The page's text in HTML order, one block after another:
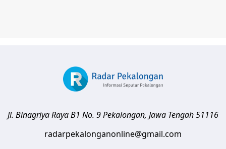
Jl. Binagriya Raya B1 No. 9Pekalongan, Jawa Tengah51116
radarpekalonganonline@gmail.com